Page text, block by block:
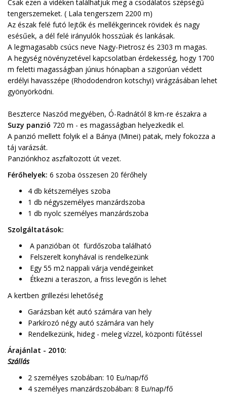
Csak ezen a vidéken találhatjuk meg a csodálatos szépségű
tengerszemeket. ( Lala tengerszem 2200 m)
Az észak felé futó lejtők és mellékgerincek rövidek és nagy
esésűek, a dél felé irányulók hosszúak és lankásak.
A legmagasabb csúcs neve Nagy-Pietrosz és 2303 m magas.
A hegység növényzetével kapcsolatban érdekesség, hogy 1700
m feletti magasságban június hónapban a szigorúan védett
erdélyi havasszépe (Rhododendron kotschyi) virágzásában lehet
gyönyörködni.
Beszterce Naszód megyében, Ó-Radnától 8 km-re északra a
Suzy panzió 720 m - es magasságban helyezkedik el.
A panzió mellett folyik el a Bánya (Minei) patak, mely fokozza a
táj varázsát.
Panziónkhoz aszfaltozott út vezet.
Férőhelyek: 6 szoba összesen 20 férőhely
4 db kétszemélyes szoba
1 db négyszemélyes manzárdszoba
1 db nyolc személyes manzárdszoba
Szolgáltatások:
A panzióban öt fürdőszoba található
Felszerelt konyhával is rendelkezünk
Egy 55 m2 nappali várja vendégeinket
Étkezni a teraszon, a friss levegőn is lehet
A kertben grillezési lehetőség
Garázsban két autó számára van hely
Parkírozó négy autó számára van hely
Rendelkezünk, hideg - meleg vízzel, központi fűtéssel
Árajánlat - 2010:
Szállás
2 személyes szobában: 10 Eu/nap/fő
4 személyes manzárdszobában: 8 Eu/nap/fő